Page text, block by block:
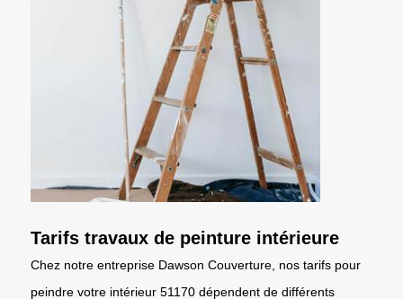
Tarifs travaux de peinture intérieure
Chez notre entreprise Dawson Couverture, nos tarifs pour
peindre votre intérieur 51170 dépendent de différents